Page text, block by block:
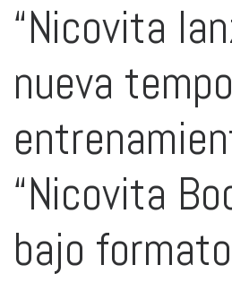
“Nicovita
nueva
“Nicovita
bajo